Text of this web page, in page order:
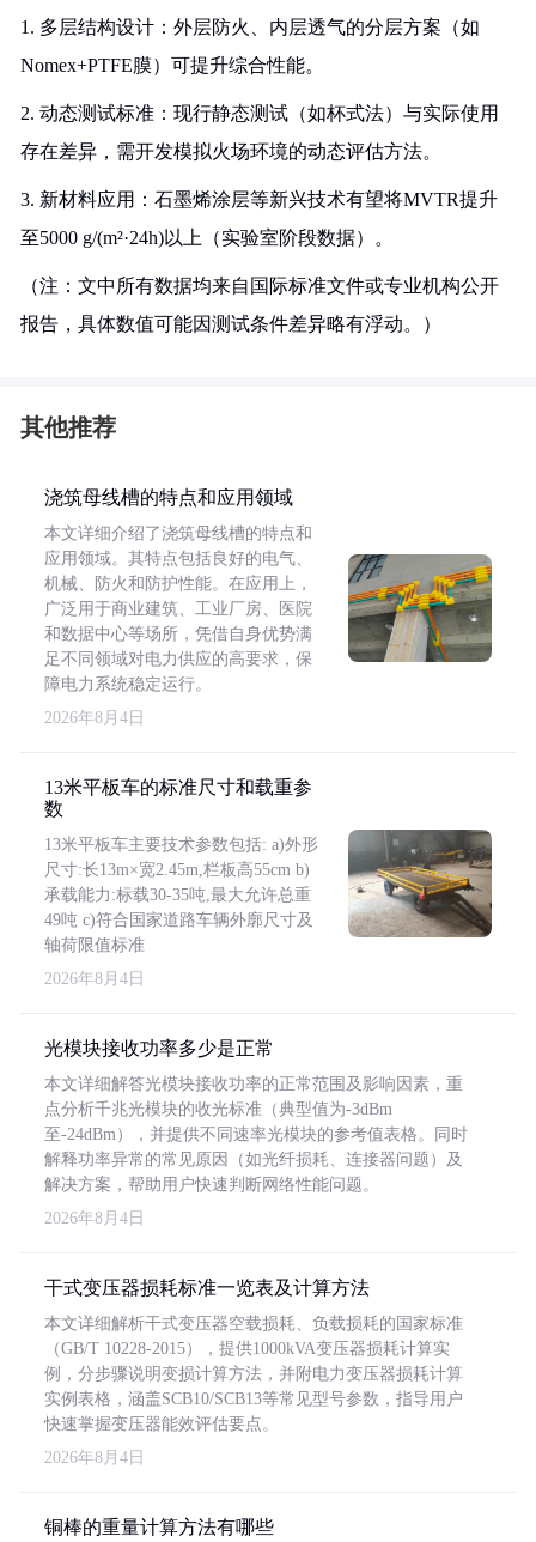
1. 多层结构设计：外层防火、内层透气的分层方案（如
Nomex+PTFE膜）可提升综合性能。
2. 动态测试标准：现行静态测试（如杯式法）与实际使用
存在差异，需开发模拟火场环境的动态评估方法。
3. 新材料应用：石墨烯涂层等新兴技术有望将MVTR提升
至5000 g/(m²·24h)以上（实验室阶段数据）。
（注：文中所有数据均来自国际标准文件或专业机构公开
报告，具体数值可能因测试条件差异略有浮动。）
其他推荐
浇筑母线槽的特点和应用领域
本文详细介绍了浇筑母线槽的特点和
应用领域。其特点包括良好的电气、
机械、防火和防护性能。在应用上，
广泛用于商业建筑、工业厂房、医院
和数据中心等场所，凭借自身优势满
足不同领域对电力供应的高要求，保
障电力系统稳定运行。
2026年8月4日
13米平板车的标准尺寸和载重参
数
13米平板车主要技术参数包括: a)外形
尺寸:长13m×宽2.45m,栏板高55cm b)
承载能力:标载30-35吨,最大允许总重
49吨 c)符合国家道路车辆外廓尺寸及
轴荷限值标准
2026年8月4日
光模块接收功率多少是正常
本文详细解答光模块接收功率的正常范围及影响因素，重
点分析千兆光模块的收光标准（典型值为-3dBm
至-24dBm），并提供不同速率光模块的参考值表格。同时
解释功率异常的常见原因（如光纤损耗、连接器问题）及
解决方案，帮助用户快速判断网络性能问题。
2026年8月4日
干式变压器损耗标准一览表及计算方法
本文详细解析干式变压器空载损耗、负载损耗的国家标准
（GB/T 10228-2015），提供1000kVA变压器损耗计算实
例，分步骤说明变损计算方法，并附电力变压器损耗计算
实例表格，涵盖SCB10/SCB13等常见型号参数，指导用户
快速掌握变压器能效评估要点。
2026年8月4日
铜棒的重量计算方法有哪些